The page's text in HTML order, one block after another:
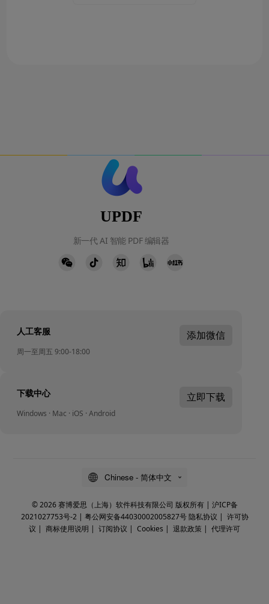
UPDF
新一代 AI 智能 PDF 编辑器
人工客服
周一至周五 9:00-18:00
添加微信
下载中心
Windows · Mac · iOS · Android
立即下载
Chinese - 简体中文
© 2026 赛博爱思（上海）软件科技有限公司 版权所有 | 沪ICP备
2021027753号-2| 粤公网安备44030002005827号 隐私协议 | 许可协
议 | 商标使用说明 | 订阅协议 | Cookies | 退款政策 | 代理许可